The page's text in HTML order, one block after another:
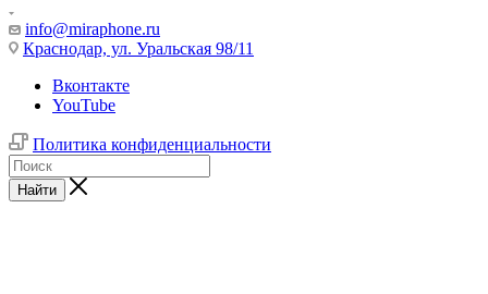
info@miraphone.ru
Краснодар, ул. Уральская 98/11
Вконтакте
YouTube
Политика конфиденциальности
Найти